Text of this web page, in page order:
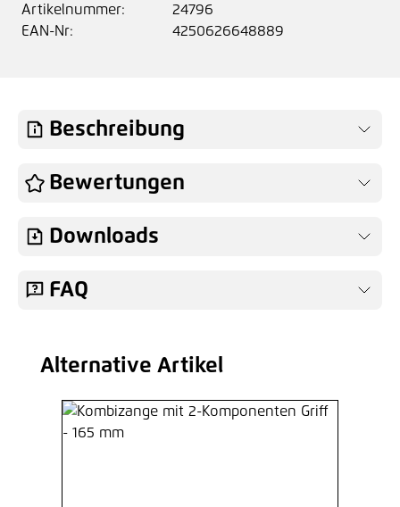
Artikelnummer:
24796
EAN-Nr:
4250626648889
Beschreibung
Bewertungen
Downloads
FAQ
Produktgalerie überspringen
Alternative Artikel